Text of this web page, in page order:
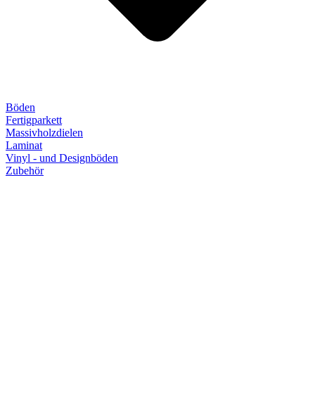
Böden
Fertigparkett
Massivholzdielen
Laminat
Vinyl - und Designböden
Zubehör